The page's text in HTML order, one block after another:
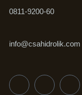
0811-9200-60
info@csahidrolik.com